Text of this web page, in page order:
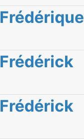
Frédérique
Frédérick
Frédérick